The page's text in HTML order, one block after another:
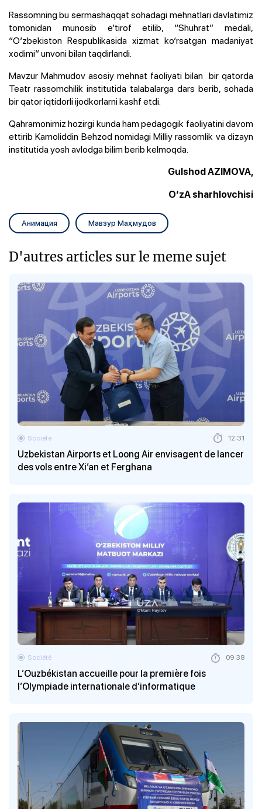
Rassomning bu sermashaqqat sohadagi mehnatlari davlatimiz
tomonidan munosib e’tirof etilib, “Shuhrat” medali,
“O‘zbekiston Respublikasida xizmat ko‘rsatgan madaniyat
xodimi” unvoni bilan taqdirlandi.
Mavzur Mahmudov asosiy mehnat faoliyati bilan bir qatorda
Teatr rassomchilik institutida talabalarga dars berib, sohada
bir qator iqtidorli ijodkorlarni kashf etdi.
Qahramonimiz hozirgi kunda ham pedagogik faoliyatini davom
ettiribKamoliddin Behzod nomidagi Milliy rassomlik va dizayn
institutida yosh avlodga bilim berib kelmoqda.
Gulshod AZIMOVA,
O‘zA sharhlovchisi
Анимация Мавзур Маҳмудов
D'autres articles sur le meme sujet
Uzbekistan Airports et Loong Air envisagent de lancer
des vols entre Xi’an et Ferghana
Société 12:31
L’Ouzbékistan accueille pour la première fois
l’Olympiade internationale d’informatique
Société 09:38